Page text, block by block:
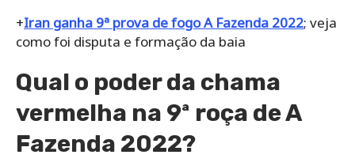
+Iran ganha 9ª prova de fogo A Fazenda 2022; veja
como foi disputa e formação da baia
Qual o poder da chama
vermelha na 9ª roça de A
Fazenda 2022?